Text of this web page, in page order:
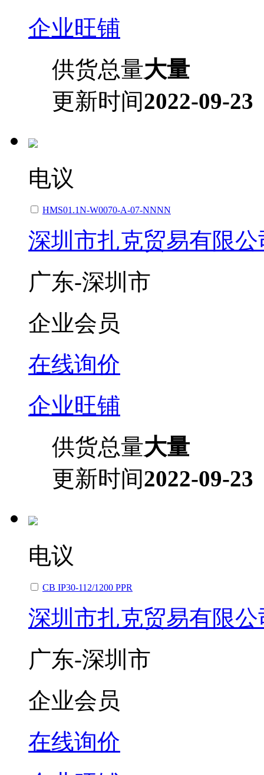
企业旺铺
供货总量大量
更新时间2022-09-23
电议
HMS01.1N-W0070-A-07-NNNN
深圳市扎克贸易有限公
广东-深圳市
企业会员
在线询价
企业旺铺
供货总量大量
更新时间2022-09-23
电议
CB IP30-112/1200 PPR
深圳市扎克贸易有限公
广东-深圳市
企业会员
在线询价